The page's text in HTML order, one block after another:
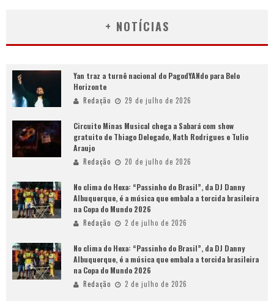
+ NOTÍCIAS
Yan traz a turnê nacional do PagodYANdo para Belo
Horizonte
Redação 29 de julho de 2026
Circuito Minas Musical chega a Sabará com show
gratuito de Thiago Delegado, Nath Rodrigues e Tulio
Araujo
Redação 20 de julho de 2026
No clima do Hexa: “Passinho do Brasil”, da DJ Danny
Albuquerque, é a música que embala a torcida brasileira
na Copa do Mundo 2026
Redação 2 de julho de 2026
No clima do Hexa: “Passinho do Brasil”, da DJ Danny
Albuquerque, é a música que embala a torcida brasileira
na Copa do Mundo 2026
Redação 2 de julho de 2026